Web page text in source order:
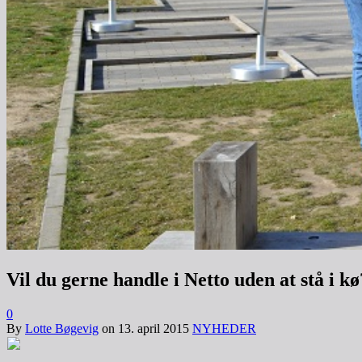
Vil du gerne handle i Netto uden at stå i
0
By Lotte Bøgevig on 13. april 2015 NYHEDER